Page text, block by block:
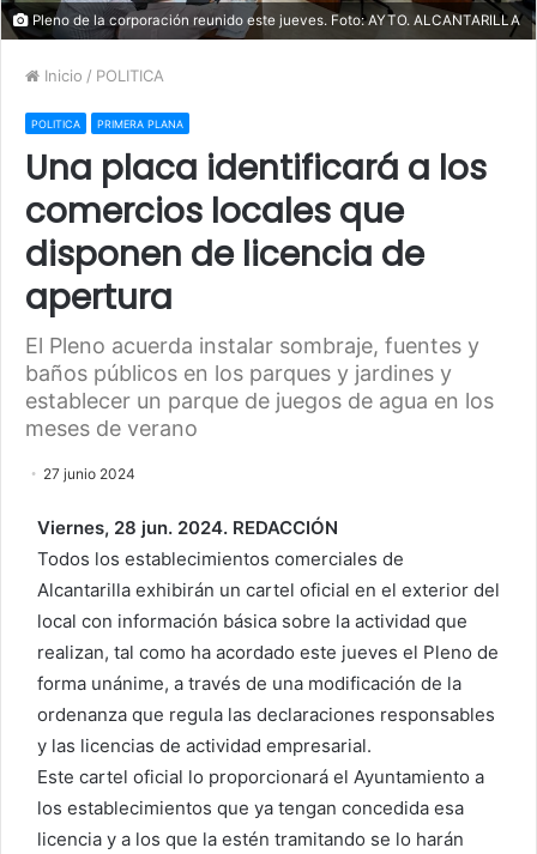
Pleno de la corporación reunido este jueves. Foto: AYTO. ALCANTARILLA
Inicio / POLITICA
POLITICA PRIMERA PLANA
Una placa identificará a los
comercios locales que
disponen de licencia de
apertura
El Pleno acuerda instalar sombraje, fuentes y
baños públicos en los parques y jardines y
establecer un parque de juegos de agua en los
meses de verano
27 junio 2024
Viernes, 28 jun. 2024. REDACCIÓN
Todos los establecimientos comerciales de
Alcantarilla exhibirán un cartel oficial en el exterior del
local con información básica sobre la actividad que
realizan, tal como ha acordado este jueves el Pleno de
forma unánime, a través de una modificación de la
ordenanza que regula las declaraciones responsables
y las licencias de actividad empresarial.
Este cartel oficial lo proporcionará el Ayuntamiento a
los establecimientos que ya tengan concedida esa
licencia y a los que la estén tramitando se lo harán